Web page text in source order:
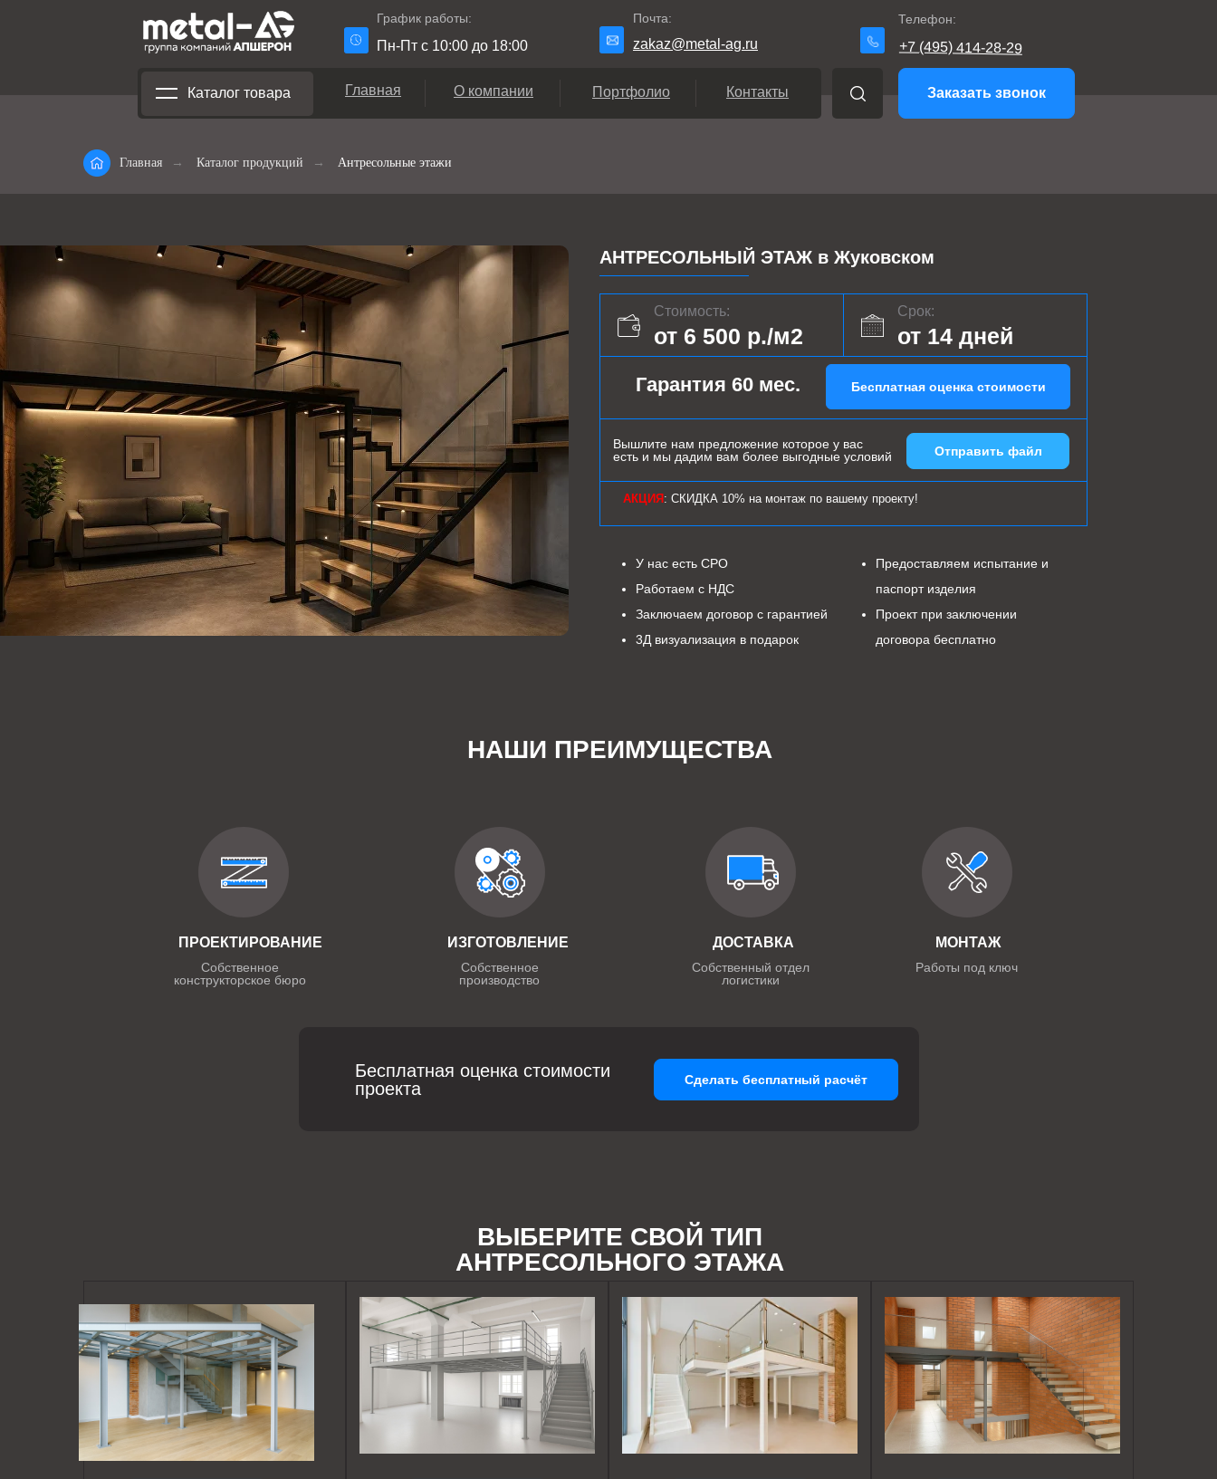
Телефон:
+7 (495) 414-28-29
Почта:
zakaz@metal-ag.ru
График работы:
Пн-Пт с 10:00 до 18:00
Каталог товара Контакты
Портфолио
О компании
Главная Заказать звонок
Главная → Каталог продукций → Антресольные этажи
АНТРЕСОЛЬНЫЙ ЭТАЖ в Жуковском
Срок:
от 14 дней
Стоимость:
от 6 500 р./м2
Гарантия 60 мес. Бесплатная оценка стоимости
Вышлите нам предложение которое у вас
есть и мы дадим вам более выгодные условий
АКЦИЯ : СКИДКА 10% на монтаж по вашему проекту!
Предоставляем испытание и
паспорт изделия
Проект при заключении
договора бесплатно
У нас есть СРО
Работаем с НДС
Заключаем договор с гарантией
3Д визуализация в подарок
Отправить файл
НАШИ ПРЕИМУЩЕСТВА
ПРОЕКТИРОВАНИЕ
Собственное
конструкторское бюро
ИЗГОТОВЛЕНИЕ
Собственное
производство
ДОСТАВКА
Собственный отдел
логистики
МОНТАЖ
Работы под ключ
Бесплатная оценка стоимости
проекта
Сделать бесплатный расчёт
ВЫБЕРИТЕ СВОЙ ТИП
АНТРЕСОЛЬНОГО ЭТАЖА